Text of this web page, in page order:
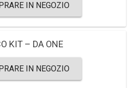
IN NEGOZIO
KIT – DA ONE
IN NEGOZIO